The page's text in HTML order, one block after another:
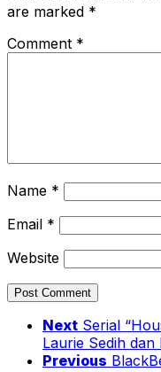
are marked *
Comment *
Name *
Email *
Website
Next Serial
Laurie Sedih dan
Previous